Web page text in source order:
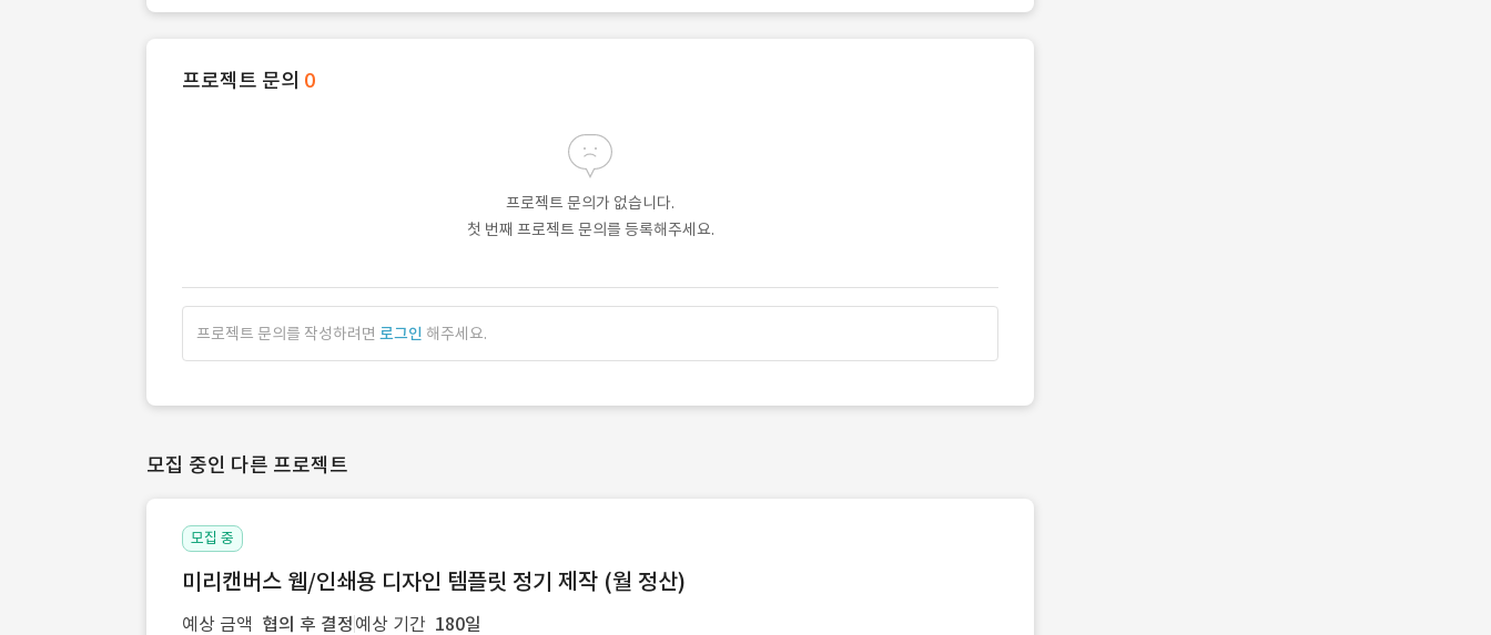
프로젝트 문의 0
프로젝트 문의가 없습니다.
첫 번째 프로젝트 문의를 등록해주세요.
프로젝트 문의를 작성하려면 로그인 해주세요.
모집 중인 다른 프로젝트
모집 중
미리캔버스 웹/인쇄용 디자인 템플릿 정기 제작 (월 정산)
예상 금액 협의 후 결정 예상 기간 180일